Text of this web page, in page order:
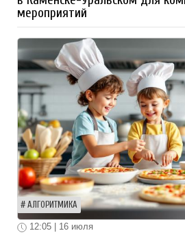
мероприятий
АЛГОРИТМИКА
12:05 | 16 июля